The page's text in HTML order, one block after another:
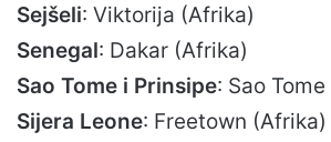
Sejšeli: Viktorija (Afrika)
Senegal: Dakar (Afrika)
Sao Tome i Prinsipe: Sao
Sijera Leone: Freetown (Afrika)